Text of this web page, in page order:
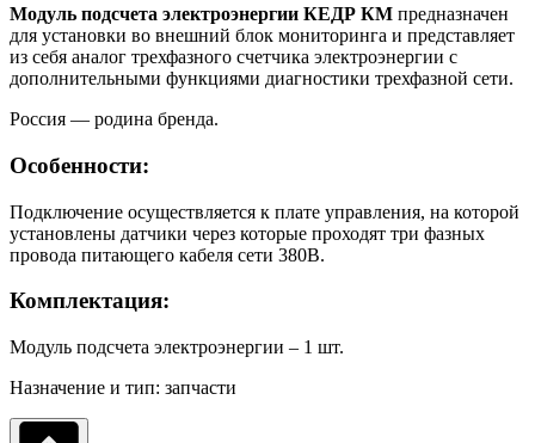
Модуль подсчета электроэнергии КЕДР КМ предназначен
для установки во внешний блок мониторинга и представляет
из себя аналог трехфазного счетчика электроэнергии с
дополнительными функциями диагностики трехфазной сети.
Россия — родина бренда.
Особенности:
Подключение осуществляется к плате управления, на которой
установлены датчики через которые проходят три фазных
провода питающего кабеля сети 380В.
Комплектация:
Модуль подсчета электроэнергии – 1 шт.
Назначение и тип: запчасти